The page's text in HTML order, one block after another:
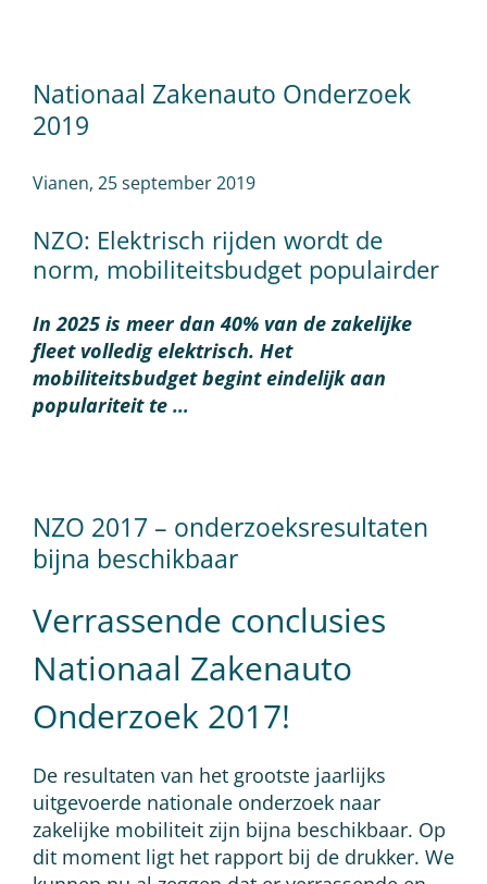
Nationaal Zakenauto Onderzoek
2019
Vianen, 25 september 2019
NZO: Elektrisch rijden wordt de
norm, mobiliteitsbudget populairder
In 2025 is meer dan 40% van de zakelijke
fleet volledig elektrisch. Het
mobiliteitsbudget begint eindelijk aan
populariteit te …
NZO 2017 – onderzoeksresultaten
bijna beschikbaar
Verrassende conclusies
Nationaal Zakenauto
Onderzoek 2017!
De resultaten van het grootste jaarlijks
uitgevoerde nationale onderzoek naar
zakelijke mobiliteit zijn bijna beschikbaar. Op
dit moment ligt het rapport bij de drukker. We